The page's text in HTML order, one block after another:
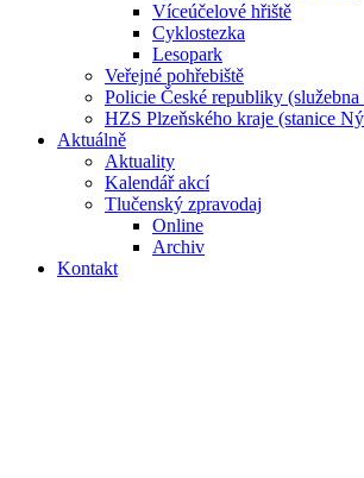
Víceúčelové hřiště
Cyklostezka
Lesopark
Veřejné pohřebiště
Policie České republiky
HZS Plzeňského kraje (stanice
Aktuálně
Aktuality
Kalendář akcí
Tlučenský zpravodaj
Online
Archiv
Kontakt